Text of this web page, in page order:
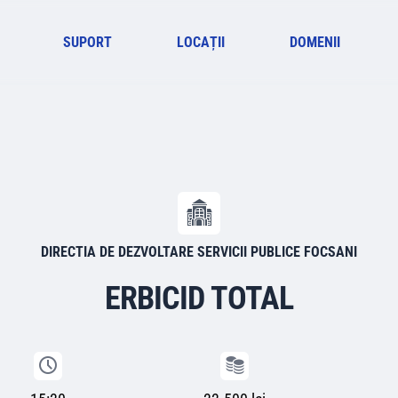
SUPORT LOCAȚII DOMENII
DIRECTIA DE DEZVOLTARE SERVICII PUBLICE FOCSANI
ERBICID TOTAL